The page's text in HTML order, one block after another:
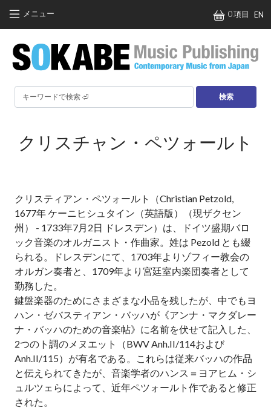
メニュー 0 項目 EN
検索
クリスチャン・ペツォールト
クリスティアン・ペツォールト（Christian Petzold,
1677年 ケーニヒシュタイン（英語版）（現ザクセン
州） - 1733年7月2日 ドレスデン）は、ドイツ盛期バロ
ック音楽のオルガニスト・作曲家。姓は Pezold とも綴
られる。ドレスデンにて、1703年よりゾフィー教会の
オルガン奏者と、1709年より宮廷室内楽団奏者として
勤務した。
鍵盤楽器のためにさまざまな小品を残したが、中でもヨ
ハン・ゼバスティアン・バッハが《アンナ・マクダレー
ナ・バッハのための音楽帖》に名前を伏せて記入した、
2つのト調のメヌエット（BWV Anh.II/114および
Anh.II/115）が有名である。これらは従来バッハの作品
と伝えられてきたが、音楽学者のハンス＝ヨアヒム・シ
ュルツェらによって、近年ペツォールト作であると修正
された。